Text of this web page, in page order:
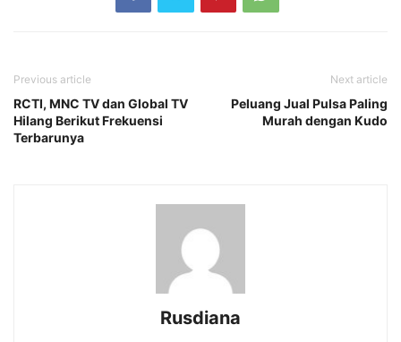
Previous article
RCTI, MNC TV dan Global TV
Hilang Berikut Frekuensi
Terbarunya
Next article
Peluang Jual Pulsa Paling
Murah dengan Kudo
Rusdiana